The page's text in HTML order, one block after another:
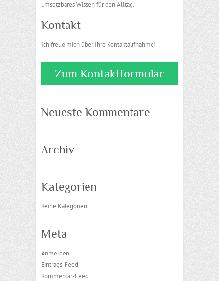
umsetzbares Wissen für den Alltag.
Kontakt
Ich freue mich über Ihre Kontaktaufnahme!
Zum Kontaktformular
Neueste Kommentare
Archiv
Kategorien
Keine Kategorien
Meta
Anmelden
Eintrags-Feed
Kommentar-Feed